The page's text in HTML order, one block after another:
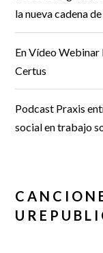
la nueva cadena
En Vídeo
Certus
Podcast Praxis
social en trabajo